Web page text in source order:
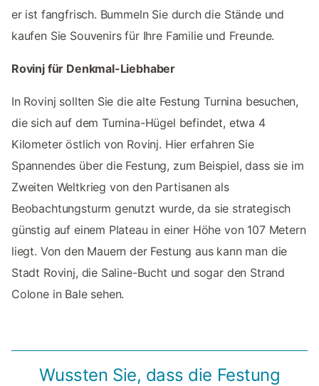
er ist fangfrisch. Bummeln Sie durch die Stände und
kaufen Sie Souvenirs für Ihre Familie und Freunde.
Rovinj für Denkmal-Liebhaber
In Rovinj sollten Sie die alte Festung Turnina besuchen,
die sich auf dem Turnina-Hügel befindet, etwa 4
Kilometer östlich von Rovinj. Hier erfahren Sie
Spannendes über die Festung, zum Beispiel, dass sie im
Zweiten Weltkrieg von den Partisanen als
Beobachtungsturm genutzt wurde, da sie strategisch
günstig auf einem Plateau in einer Höhe von 107 Metern
liegt. Von den Mauern der Festung aus kann man die
Stadt Rovinj, die Saline-Bucht und sogar den Strand
Colone in Bale sehen.
Wussten Sie, dass die Festung